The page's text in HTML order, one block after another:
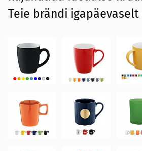
Teie brändi igapäevaselt